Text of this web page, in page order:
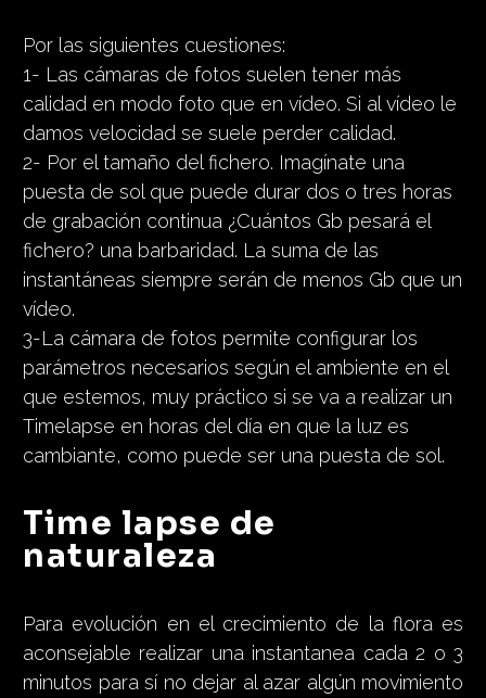
Por las siguientes cuestiones:
1- Las cámaras de fotos suelen tener más
calidad en modo foto que en vídeo. Si al vídeo le
damos velocidad se suele perder calidad.
2- Por el tamaño del fichero. Imagínate una
puesta de sol que puede durar dos o tres horas
de grabación continua ¿Cuántos Gb pesará el
fichero? una barbaridad. La suma de las
instantáneas siempre serán de menos Gb que un
vídeo.
3-La cámara de fotos permite configurar los
parámetros necesarios según el ambiente en el
que estemos, muy práctico si se va a realizar un
Timelapse en horas del día en que la luz es
cambiante, como puede ser una puesta de sol.
Time lapse de
naturaleza
Para evolución en el crecimiento de la flora es
aconsejable realizar una instantanea cada 2 o 3
minutos para sí no dejar al azar algún movimiento